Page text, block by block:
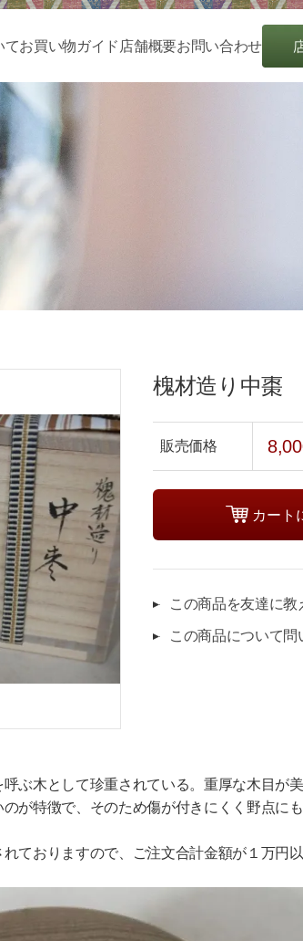
てお買い物ガイド 店舗概要お問い合わせ
槐材造り中棗
販売価格
この商品を友達に教
この商品について問
ぶ木として珍重されている。重厚な木目が
が特徴で、そのため傷が付きにくく野点に
ておりますので、ご注文合計金額が１万円